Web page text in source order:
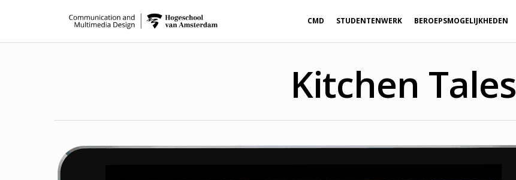
CMD STUDENTENWERK BEROEPSMOGELIJKHEDEN
Kitchen Tales